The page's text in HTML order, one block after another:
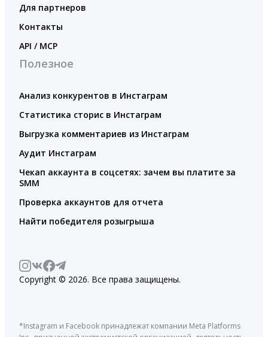
Для партнеров
Контакты
API / MCP
Полезное
Анализ конкурентов в Инстаграм
Статистика сторис в Инстаграм
Выгрузка комментариев из Инстаграм
Аудит Инстаграм
Чекап аккаунта в соцсетях: зачем вы платите за
SMM
Проверка аккаунтов для отчета
Найти победителя розыгрыша
Copyright © 2026. Все права защищены.
*Instagram и Facebook принадлежат компании Meta Platforms